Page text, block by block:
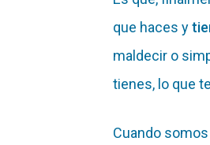
que haces y
maldecir o
tienes, lo que
Cuando